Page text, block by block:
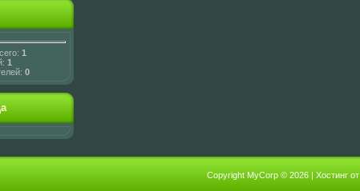
1
1
0
Copyright MyCorp © 2026| Хостинг от